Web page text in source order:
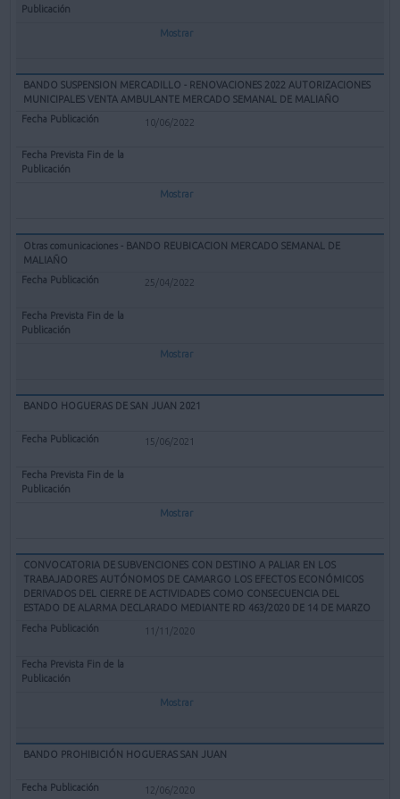
Mostrar
BANDO SUSPENSION MERCADILLO - RENOVACIONES 2022 AUTORIZACIONES
MUNICIPALES VENTA AMBULANTE MERCADO SEMANAL DE MALIAÑO
10/06/2022
Mostrar
Otras comunicaciones - BANDO REUBICACION MERCADO SEMANAL DE
MALIAÑO
25/04/2022
Mostrar
BANDO HOGUERAS DE SAN JUAN 2021
15/06/2021
Mostrar
CONVOCATORIA DE SUBVENCIONES CON DESTINO A PALIAR EN LOS
TRABAJADORES AUTÓNOMOS DE CAMARGO LOS EFECTOS ECONÓMICOS
DERIVADOS DEL CIERRE DE ACTIVIDADES COMO CONSECUENCIA DEL
ESTADO DE ALARMA DECLARADO MEDIANTE RD 463/2020 DE 14 DE MARZO
11/11/2020
Mostrar
BANDO PROHIBICIÓN HOGUERAS SAN JUAN
12/06/2020